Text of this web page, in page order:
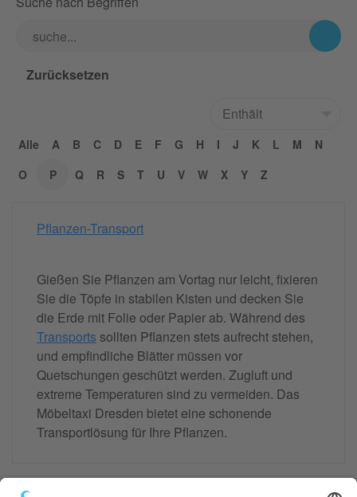
Alle A B C D E F G H I J K L M
N
O
P Q R S T U V W X Y Z
Pflanzen-Transport
Gießen Sie Pflanzen am Vortag nur leicht, fixieren
Sie die Töpfe in stabilen Kisten und decken Sie
die Erde mit Folie oder Papier ab. Während des
Transports sollten Pflanzen stets aufrecht stehen,
und empfindliche Blätter müssen vor
Quetschungen geschützt werden. Zugluft und
extreme Temperaturen sind zu vermeiden. Das
Möbeltaxi Dresden bietet eine schonende
Transportlösung für Ihre Pflanzen.